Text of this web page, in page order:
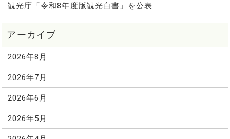
観光庁「令和8年度版観光白書」を公表
2026年8月
2026年7月
2026年6月
2026年5月